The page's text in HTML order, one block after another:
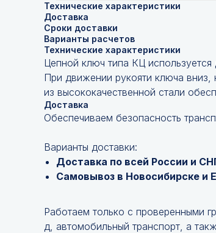
Технические характеристики
Доставка
Сроки доставки
Варианты расчетов
Технические характеристики
Цепной ключ типа КЦ используется
При движении рукояти ключа вниз,
из высококачественной стали
Доставка
Обеспечиваем безопасность
Варианты доставки:
Доставка по всей России и
Самовывоз в Новосибирске и
Работаем только с проверенными
д, автомобильный транспорт, а